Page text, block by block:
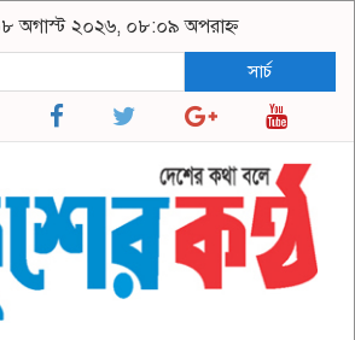
অগাস্ট ২০২৬, ০৮:০৯ অপরাহ্ন
সার্চ